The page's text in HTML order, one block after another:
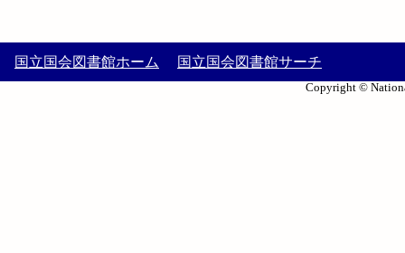
国立国会図書館ホーム 国立国会図書館サーチ
Copyright ©